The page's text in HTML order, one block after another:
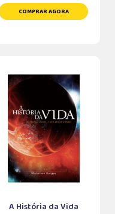
COMPRAR AGORA
A História da Vida